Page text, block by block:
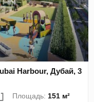
Harbour, Дубай, 3
Площадь: 151 м²